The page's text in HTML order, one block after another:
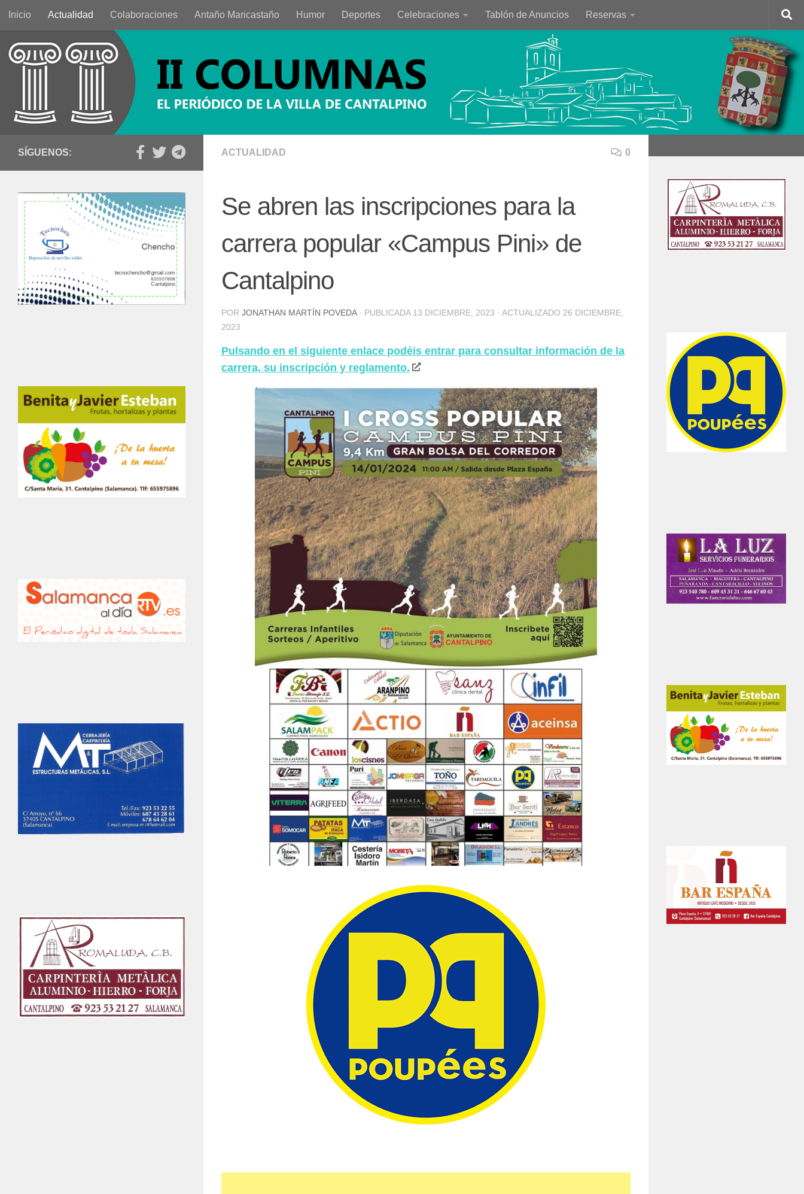
Saltar al contenido
Inicio Actualidad Colaboraciones Antaño Maricastaño Humor Deportes Celebraciones Tablón de Anuncios Reservas
ACTUALIDAD 0
Se abren las inscripciones para la
carrera popular «Campus Pini» de
Cantalpino
POR JONATHAN MARTÍN POVEDA · PUBLICADA 13 DICIEMBRE, 2023 · ACTUALIZADO 26 DICIEMBRE,
2023
Pulsando en el siguiente enlace podéis entrar para consultar información de la
carrera, su inscripción y reglamento.
SÍGUENOS: